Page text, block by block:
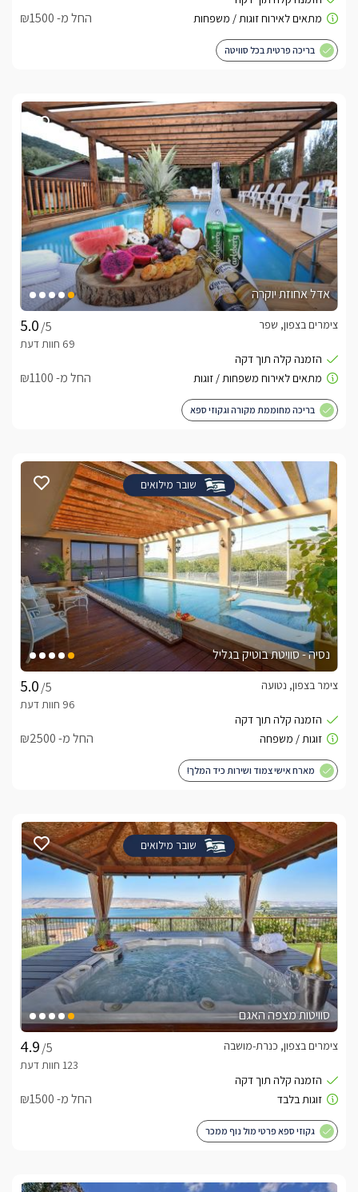
החל מ- ₪1500
בריכה פרטית בכל סוויטה
אדל אחוזת יוקרה
/5
צימרים בצפון, שפר
החל מ- ₪1100
בריכה מחוממת מקורה וגקוזי ספא
שובר מילואים
נסיה - סוויטת בוטיק בגליל
/5
צימר בצפון, נטועה
החל מ- ₪2500
מארח אישי צמוד ושירות כיד המלך!
שובר מילואים
סוויטות מצפה האגם
/5
צימרים בצפון, כנרת-מושבה
החל מ- ₪1500
גקוזי ספא פרטי מול נוף ממכר